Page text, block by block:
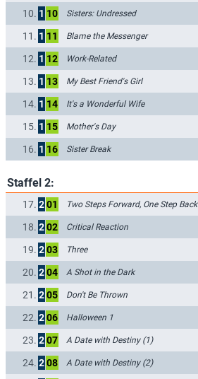
10. 1 10 Sisters: Undressed
11. 1 11 Blame the Messenger
12. 1 12 Work-Related
13. 1 13 My Best Friend's Girl
14. 1 14 It's a Wonderful Wife
15. 1 15 Mother's Day
16. 1 16 Sister Break
Staffel 2:
17. 201 Two Steps Forward, One Step Back
18. 202 Critical Reaction
19. 203 Three
20. 204 A Shot in the Dark
21. 205 Don't Be Thrown
22. 206 Halloween 1
23. 207 A Date with Destiny (1)
24. 208 A Date with Destiny (2)